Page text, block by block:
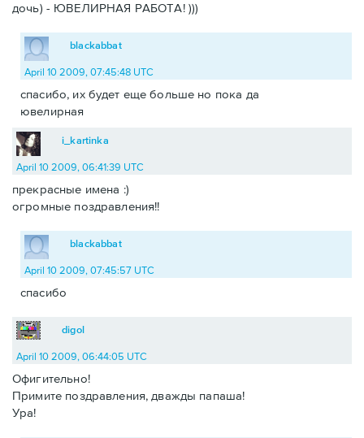
дочь) - ЮВЕЛИРНАЯ РАБОТА! )))
blackabbat
April 10 2009, 07:45:48 UTC
спасибо, их будет еще больше но пока да
ювелирная
i_kartinka
April 10 2009, 06:41:39 UTC
прекрасные имена :)
огромные поздравления!!
blackabbat
April 10 2009, 07:45:57 UTC
спасибо
digol
April 10 2009, 06:44:05 UTC
Офигительно!
Примите поздравления, дважды папаша!
Ура!